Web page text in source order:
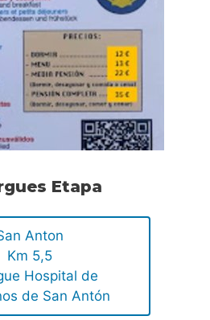
Etapa
Anton
Km 5,5
Hospital de
de San Antón